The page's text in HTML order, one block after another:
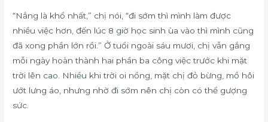
“Nắng là khổ nhất,” chị nói, “đi sớm thì mình làm được
nhiều việc hơn, đến lúc 8 giờ học sinh ùa vào thì mình cũng
đã xong phần lớn rồi.” Ở tuổi ngoài sáu mươi, chị vẫn gắng
mỗi ngày hoàn thành hai phần ba công việc trước khi mặt
trời lên cao. Nhiều khi trời oi nồng, mặt chị đỏ bừng, mồ hôi
ướt lưng áo, nhưng nhờ đi sớm nên chị còn có thể gượng
sức.